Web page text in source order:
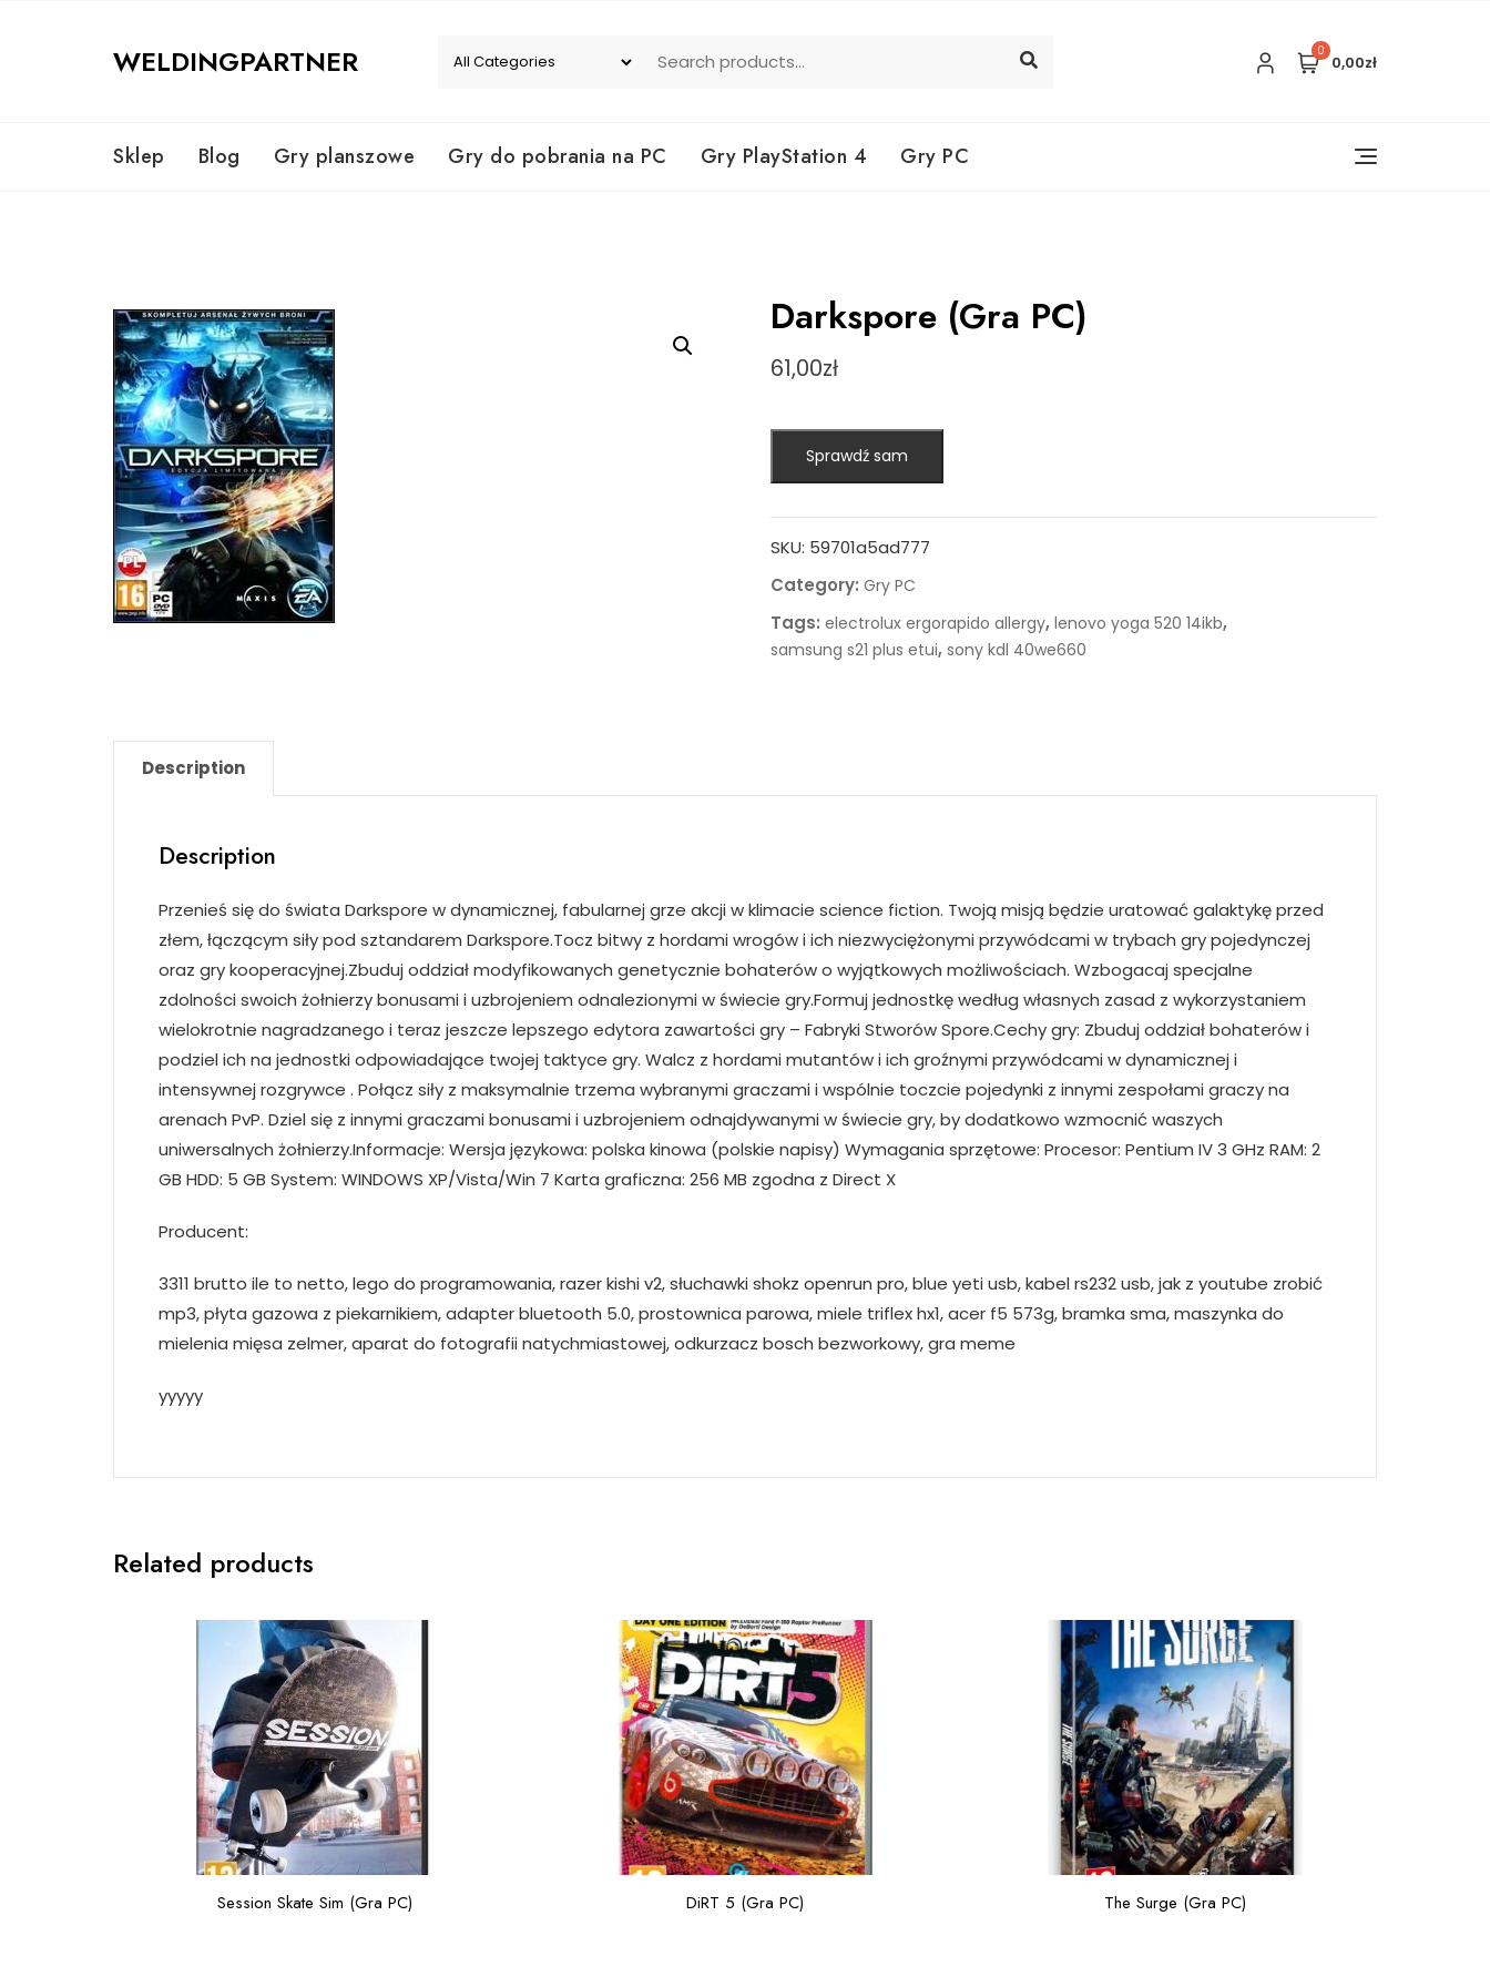
WELDINGPARTNER 0
0,00zł
Sklep Blog Gry planszowe Gry do pobrania na PC Gry PlayStation 4 Gry PC
Darkspore (Gra PC)
61,00zł
Sprawdź sam
SKU: 59701a5ad777
Category: Gry PC
Tags: electrolux ergorapido allergy, lenovo yoga 520 14ikb,
samsung s21 plus etui, sony kdl 40we660
Description
Description
Przenieś się do świata Darkspore w dynamicznej, fabularnej grze akcji w klimacie science fiction. Twoją misją będzie uratować galaktykę przed
złem, łączącym siły pod sztandarem Darkspore.Tocz bitwy z hordami wrogów i ich niezwyciężonymi przywódcami w trybach gry pojedynczej
oraz gry kooperacyjnej.Zbuduj oddział modyfikowanych genetycznie bohaterów o wyjątkowych możliwościach. Wzbogacaj specjalne
zdolności swoich żołnierzy bonusami i uzbrojeniem odnalezionymi w świecie gry.Formuj jednostkę według własnych zasad z wykorzystaniem
wielokrotnie nagradzanego i teraz jeszcze lepszego edytora zawartości gry – Fabryki Stworów Spore.Cechy gry: Zbuduj oddział bohaterów i
podziel ich na jednostki odpowiadające twojej taktyce gry. Walcz z hordami mutantów i ich groźnymi przywódcami w dynamicznej i
intensywnej rozgrywce . Połącz siły z maksymalnie trzema wybranymi graczami i wspólnie toczcie pojedynki z innymi zespołami graczy na
arenach PvP. Dziel się z innymi graczami bonusami i uzbrojeniem odnajdywanymi w świecie gry, by dodatkowo wzmocnić waszych
uniwersalnych żołnierzy.Informacje: Wersja językowa: polska kinowa (polskie napisy) Wymagania sprzętowe: Procesor: Pentium IV 3 GHz RAM: 2
GB HDD: 5 GB System: WINDOWS XP/Vista/Win 7 Karta graficzna: 256 MB zgodna z Direct X
Producent:
3311 brutto ile to netto, lego do programowania, razer kishi v2, słuchawki shokz openrun pro, blue yeti usb, kabel rs232 usb, jak z youtube zrobić
mp3, płyta gazowa z piekarnikiem, adapter bluetooth 5.0, prostownica parowa, miele triflex hx1, acer f5 573g, bramka sma, maszynka do
mielenia mięsa zelmer, aparat do fotografii natychmiastowej, odkurzacz bosch bezworkowy, gra meme
yyyyy
Related products
Session Skate Sim (Gra PC) DiRT 5 (Gra PC) The Surge (Gra PC)